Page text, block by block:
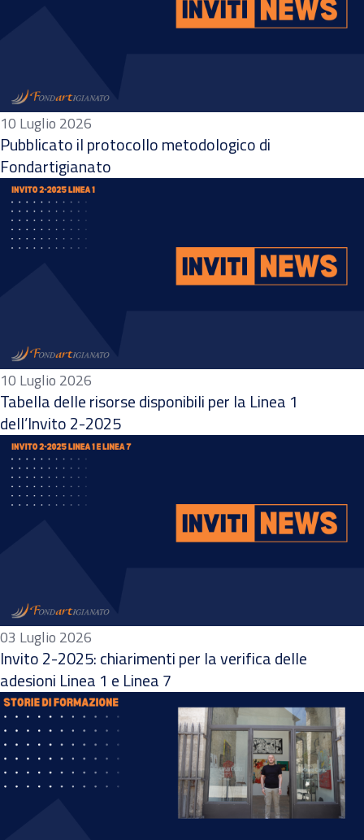
10 Luglio 2026
Pubblicato il protocollo metodologico di
Fondartigianato
10 Luglio 2026
Tabella delle risorse disponibili per la Linea 1
dell’Invito 2-2025
03 Luglio 2026
Invito 2-2025: chiarimenti per la verifica delle
adesioni Linea 1 e Linea 7